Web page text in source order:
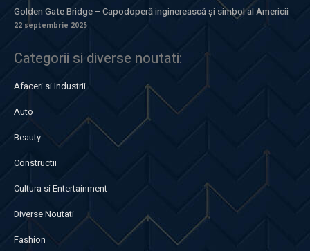
Golden Gate Bridge – Capodoperă inginerească și simbol al Americii
22 septembrie 2025
Categorii si diverse noutati:
Afaceri si Industrii
Auto
Beauty
Constructii
Cultura si Entertainment
Diverse Noutati
Fashion